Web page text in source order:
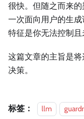
很快。但随之而来
一次面向用户的生
特征是你无法控制且
这篇文章的主旨是
决策。
标签： llm